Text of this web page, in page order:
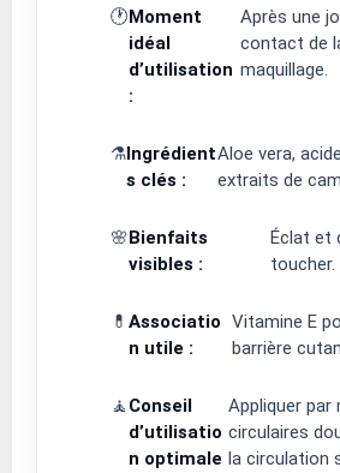
🕐Moment
idéal
d’utilisation
:
Après une
contact de
maquillage.
⚗️Ingrédient
s clés :
Aloe vera,
extraits de
🌸Bienfaits
visibles :
Éclat et
toucher.
💊 Associatio
n utile :
Vitamine E
barrière
🧘Conseil
d’utilisatio
n optimale
Appliquer
circulaires
la circulation